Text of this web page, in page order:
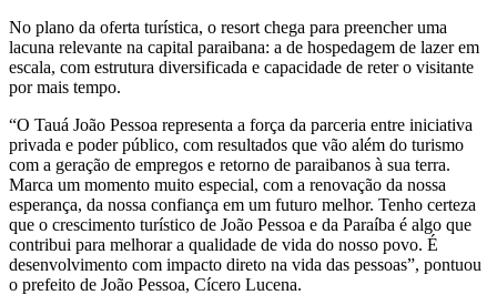
No plano da oferta turística, o resort chega para preencher uma
lacuna relevante na capital paraibana: a de hospedagem de lazer em
escala, com estrutura diversificada e capacidade de reter o visitante
por mais tempo.
“O Tauá João Pessoa representa a força da parceria entre iniciativa
privada e poder público, com resultados que vão além do turismo
com a geração de empregos e retorno de paraibanos à sua terra.
Marca um momento muito especial, com a renovação da nossa
esperança, da nossa confiança em um futuro melhor. Tenho certeza
que o crescimento turístico de João Pessoa e da Paraíba é algo que
contribui para melhorar a qualidade de vida do nosso povo. É
desenvolvimento com impacto direto na vida das pessoas”, pontuou
o prefeito de João Pessoa, Cícero Lucena.